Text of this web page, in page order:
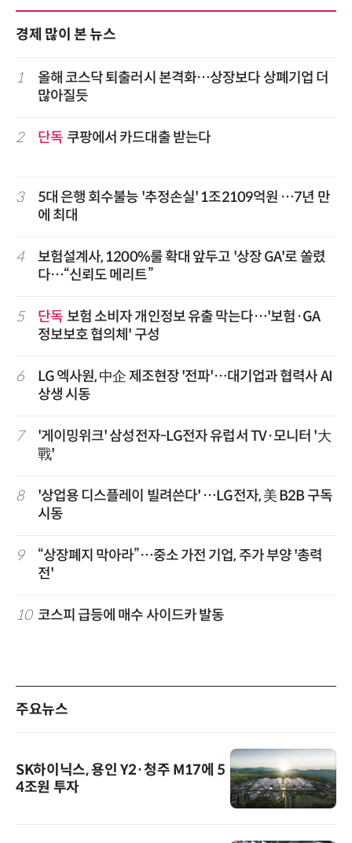
경제 많이 본 뉴스
1
올해 코스닥 퇴출러시 본격화…상장보다 상폐기업 더
많아질듯
2 단독 쿠팡에서 카드대출 받는다
3
5대 은행 회수불능 '추정손실' 1조2109억원 …7년 만
에 최대
4
보험설계사, 1200%룰 확대 앞두고 '상장 GA'로 쏠렸
다…“신뢰도 메리트”
5 단독 보험 소비자 개인정보 유출 막는다…'보험·GA
정보보호 협의체' 구성
6
LG 엑사원, 中企 제조현장 '전파'…대기업과 협력사 AI
상생 시동
7
'게이밍위크' 삼성전자-LG전자 유럽서 TV·모니터 '大
戰'
8
'상업용 디스플레이 빌려쓴다' …LG전자, 美 B2B 구독
시동
9
“상장폐지 막아라”…중소 가전 기업, 주가 부양 '총력
전'
10 코스피 급등에 매수 사이드카 발동
주요뉴스
SK하이닉스, 용인 Y2·청주 M17에 5
4조원 투자